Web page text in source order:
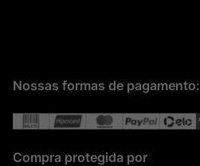
Nossas formas de pagamento:
Compra protegida por